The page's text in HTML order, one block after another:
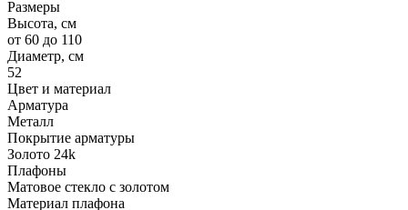
Размеры
Высота, см
от 60 до 110
Диаметр, см
52
Цвет и материал
Арматура
Металл
Покрытие арматуры
Золото 24k
Плафоны
Матовое стекло с золотом
Материал плафона